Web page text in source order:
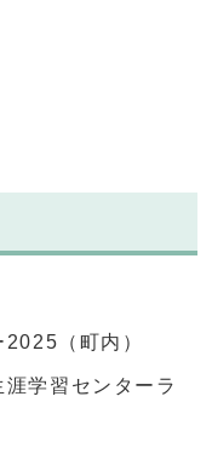
（町内）
学習センターラ